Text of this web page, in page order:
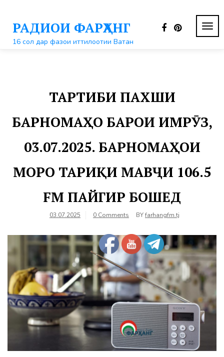
контентуРАДИОИ ФАРҲАНГ
16 сол дар фазои иттилоотии Ватан
ТАРТИБИ ПАХШИ
БАРНОМАҲО БАРОИ ИМРӮЗ,
03.07.2025. БАРНОМАҲОИ
МОРО ТАРИҚИ МАВҶИ 106.5
FM ПАЙГИР БОШЕД
03.07.2025 0 Comments BYfarhangfm.tj